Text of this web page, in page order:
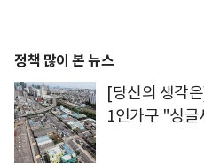
정책 많이 본 뉴스
[당신의 생각
1인가구 "싱글